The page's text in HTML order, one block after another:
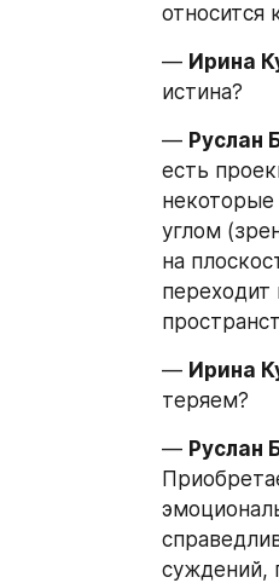
относится
— Ирина
истина?
— Руслан
есть
некоторые
углом
на
переходит
— Ирина
теряем?
— Руслан
суждений,